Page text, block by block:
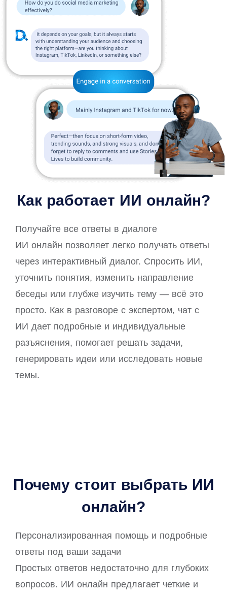
Как работает ИИ онлайн?
Получайте все ответы в диалоге
ИИ онлайн позволяет легко получать ответы
через интерактивный диалог. Спросить ИИ,
уточнить понятия, изменить направление
беседы или глубже изучить тему — всё это
просто. Как в разговоре с экспертом, чат с
ИИ дает подробные и индивидуальные
разъяснения, помогает решать задачи,
генерировать идеи или исследовать новые
темы.
Почему стоит выбрать ИИ
онлайн?
Персонализированная помощь и подробные
ответы под ваши задачи
Простых ответов недостаточно для глубоких
вопросов. ИИ онлайн предлагает четкие и